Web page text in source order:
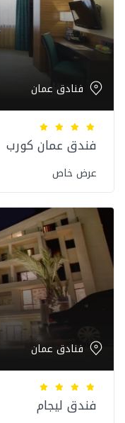
فنادق عمان
فندق عمان كورب
عرض خاص
فنادق عمان
فندق ليجام